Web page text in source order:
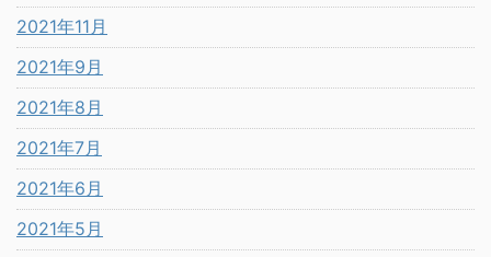
2021年11月
2021年9月
2021年8月
2021年7月
2021年6月
2021年5月